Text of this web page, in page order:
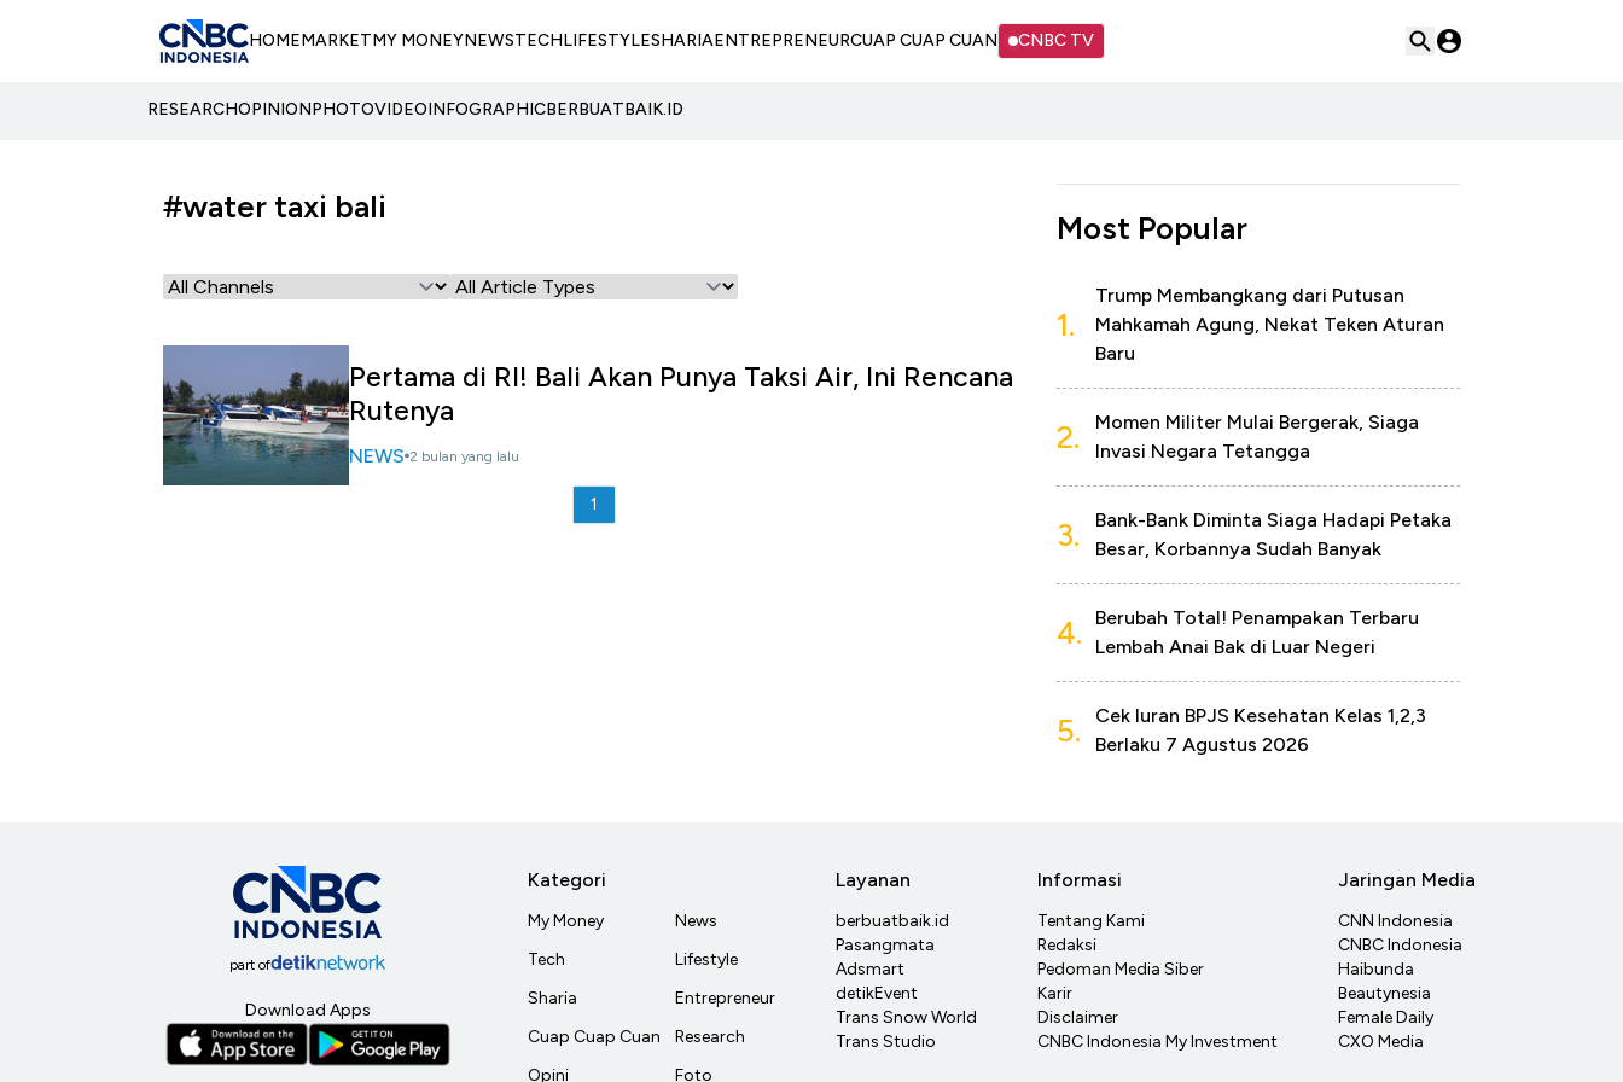
HOMEMARKETMY MONEYNEWSTECHLIFESTYLESHARIAENTREPRENEURCUAP CUAP CUAN CNBC TV
RESEARCHOPINIONPHOTOVIDEOINFOGRAPHICBERBUATBAIK.ID
#water taxi bali
Pertama di RI! Bali Akan Punya Taksi Air, Ini Rencana
Rutenya
NEWS 2 bulan yang lalu
1
Most Popular
1.
Trump Membangkang dari Putusan
Mahkamah Agung, Nekat Teken Aturan
Baru
2.
Momen Militer Mulai Bergerak, Siaga
Invasi Negara Tetangga
3.
Bank-Bank Diminta Siaga Hadapi Petaka
Besar, Korbannya Sudah Banyak
4.
Berubah Total! Penampakan Terbaru
Lembah Anai Bak di Luar Negeri
5.
Cek Iuran BPJS Kesehatan Kelas 1,2,3
Berlaku 7 Agustus 2026
part of
Download Apps
Kategori
My Money
Tech
Sharia
Cuap Cuap Cuan
Opini
News
Lifestyle
Entrepreneur
Research
Foto
Layanan
berbuatbaik.id
Pasangmata
Adsmart
detikEvent
Trans Snow World
Trans Studio
Informasi
Tentang Kami
Redaksi
Pedoman Media Siber
Karir
Disclaimer
CNBC Indonesia My Investment
Jaringan Media
CNN Indonesia
CNBC Indonesia
Haibunda
Beautynesia
Female Daily
CXO Media